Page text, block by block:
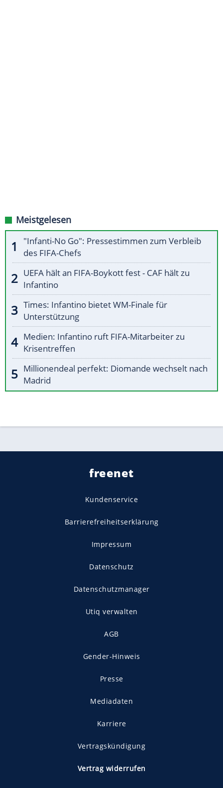
Meistgelesen
"Infanti-No Go": Pressestimmen zum Verbleib
des FIFA-Chefs
UEFA hält an FIFA-Boykott fest - CAF hält zu
Infantino
Times: Infantino bietet WM-Finale für
Unterstützung
Medien: Infantino ruft FIFA-Mitarbeiter zu
Krisentreffen
Millionendeal perfekt: Diomande wechselt nach
Madrid
freenet
Kundenservice
Barrierefreiheitserklärung
Impressum
Datenschutz
Datenschutzmanager
Utiq verwalten
AGB
Gender-Hinweis
Presse
Mediadaten
Karriere
Vertragskündigung
Vertrag widerrufen